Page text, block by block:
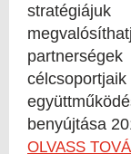
benyújtása
OLVASS